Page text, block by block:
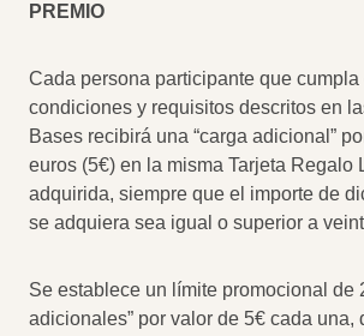
PREMIO
Cada persona participante que cumpla
condiciones y requisitos descritos en
Bases recibirá una “carga adicional”
euros (5€) en la misma Tarjeta Regalo
adquirida, siempre que el importe de
se adquiera sea igual o superior a
Se establece un límite promocional de
adicionales” por valor de 5€ cada una,